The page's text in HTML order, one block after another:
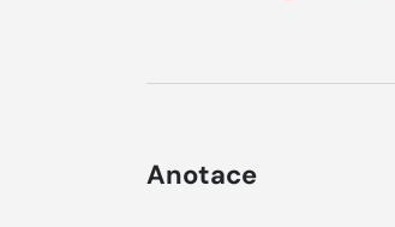
Anotace